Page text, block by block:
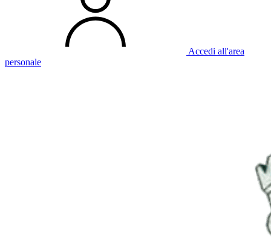
Accedi all'area
personale